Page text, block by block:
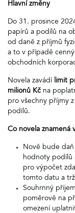
Hlavní změny
Do 31. prosince
papírů a podílů na
od daně z příjmů
a to v případě
obchodních
Novela zavádí limit
milionů Kč na
pro všechny příjmy
podílů.
Co novela znamená
Nově bude daň
hodnoty podílů
pro výpočet
tomto datu a
Souhrnný
poměrově na
omezení